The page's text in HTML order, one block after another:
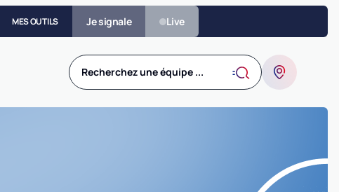
MES OUTILS Je signale Live
Recherchez une équipe ...